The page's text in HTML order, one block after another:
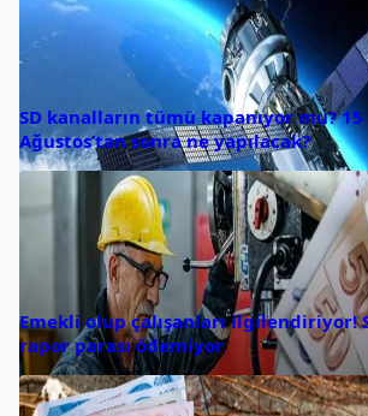
SD kanalların tümü kapanıyor mu? 15
Ağustos’tan sonra ne yapılacak?
Emekli olup çalışanları ilgilendiriyor!
rapor parası ödemiyor